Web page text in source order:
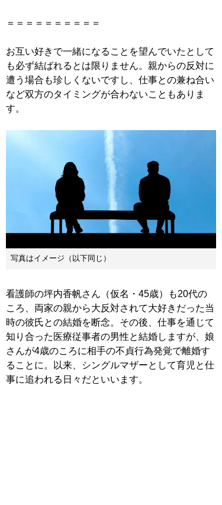
＝＝＝＝＝＝＝＝＝＝
お互い好きで一緒になることを望んでいたとして
も必ず結ばれるとは限りません。親からの反対に
遭う場合も珍しくないですし、仕事との兼ね合い
など双方のタイミングが合わないこともありま
す。
写真はイメージ（以下同じ）
看護師の坪内香帆さん（仮名・45歳）も20代の
ころ、両家の親から大反対されて大好きだった当
時の彼氏との結婚を断念。その後、仕事を通じて
知り合った医療従事者の男性と結婚しますが、娘
さんが4歳のころに相手の不貞行為発覚で離婚す
ることに。以来、シングルマザーとして育児と仕
事に追われる日々だといいます。